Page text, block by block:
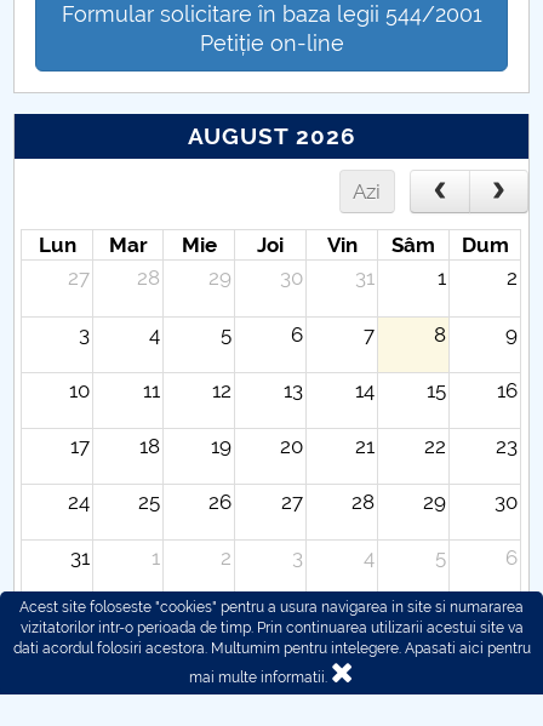
Formular solicitare în baza legii 544/2001
Petiție on-line
AUGUST 2026
Azi
Lun Mar Mie Joi Vin Sâm
Dum
27
28 29 30 31 1 2
3 4 5 6 7 8 9
10 11 12 13 14 15 16
17 18 19 20 21 22 23
24 25 26 27 28 29 30
31 1 2 3 4 5 6
Acest site foloseste "cookies" pentru a usura navigarea in site si numararea
vizitatorilor intr-o perioada de timp. Prin continuarea utilizarii acestui site va
dati acordul folosiri acestora. Multumim pentru intelegere. Apasati aici pentru
mai multe informatii.